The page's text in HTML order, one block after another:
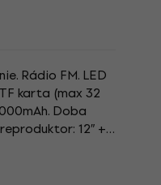
Rádio FM. LED
karta (max 32
Doba
12″ +